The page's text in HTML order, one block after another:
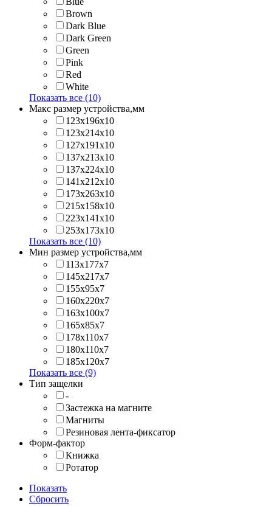
Brown
Dark Blue
Dark Green
Green
Pink
Red
White
Показать все (10)
Макс размер устройства,мм
123х196х10
123х214x10
127х191х10
137х213х10
137х224x10
141х212х10
173х263x10
215х158x10
223х141x10
253х173x10
Показать все (10)
Мин размер устройства,мм
113x177x7
145x217x7
155x95x7
160x220x7
163x100x7
165x85x7
178x110x7
180x110x7
185x120x7
Показать все (9)
Тип защелки
-
Застежка на магните
Магниты
Резиновая лента-фиксатор
Форм-фактор
Книжка
Ротатор
Показать
Сбросить